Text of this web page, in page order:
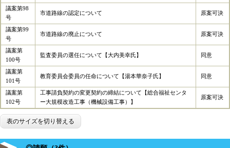
議案第98
号
市道路線の認定について 原案可決
議案第99
号
市道路線の廃止について 原案可決
議案第
100号
監査委員の選任について【大内美幸氏】 同意
議案第
101号
教育委員会委員の任命について【湯本華奈子氏】 同意
議案第
102号
工事請負契約の変更契約の締結について【総合福祉センタ
ー大規模改造工事（機械設備工事）】
原案可決
表のサイズを切り替える